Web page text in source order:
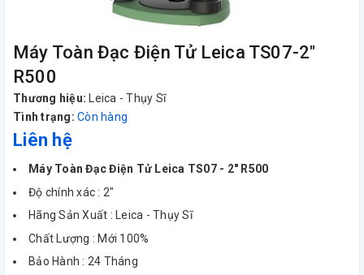
Máy Toàn Đạc Điện Tử Leica TS07-2"
R500
Thương hiệu:
Leica - Thụy Sĩ
Tình trạng: Còn hàng
Liên hệ
Máy Toàn Đạc Điện Tử Leica TS07 - 2" R500
Độ chính xác : 2"
Hãng Sản Xuất : Leica - Thụy Sĩ
Chất Lượng : Mới 100%
Bảo Hành : 24 Tháng